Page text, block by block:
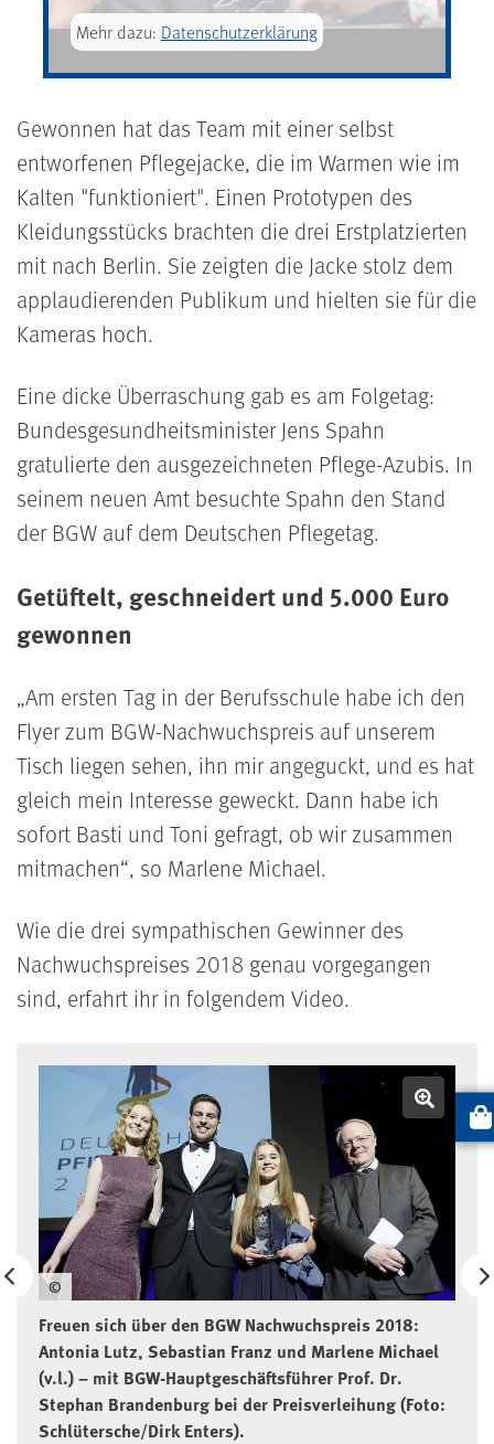
Mehr dazu: Datenschutzerklärung
Gewonnen hat das Team mit einer selbst
entworfenen Pflegejacke, die im Warmen wie im
Kalten "funktioniert". Einen Prototypen des
Kleidungsstücks brachten die drei Erstplatzierten
mit nach Berlin. Sie zeigten die Jacke stolz dem
applaudierenden Publikum und hielten sie für die
Kameras hoch.
Eine dicke Überraschung gab es am Folgetag:
Bundesgesundheitsminister Jens Spahn
gratulierte den ausgezeichneten Pflege-Azubis. In
seinem neuen Amt besuchte Spahn den Stand
der BGW auf dem Deutschen Pflegetag.
Getüftelt, geschneidert und 5.000 Euro
gewonnen
Am ersten Tag in der Berufsschule habe ich den
Flyer zum BGW-Nachwuchspreis auf unserem
Tisch liegen sehen, ihn mir angeguckt, und es hat
gleich mein Interesse geweckt. Dann habe ich
sofort Basti und Toni gefragt, ob wir zusammen
mitmachen , so Marlene Michael.
Wie die drei sympathischen Gewinner des
Nachwuchspreises 2018 genau vorgegangen
sind, erfahrt ihr in folgendem Video.
Galerie: Nachwuchspreis 2018 Bild
©
Freuen sich über den BGW Nachwuchspreis 2018:
Antonia Lutz, Sebastian Franz und Marlene Michael
(v.l.) – mit BGW-Hauptgeschäftsführer Prof. Dr.
Stephan Brandenburg bei der Preisverleihung (Foto:
Schlütersche/Dirk Enters).